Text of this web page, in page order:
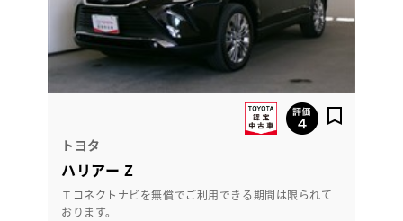
トヨタ
ハリアー Z
Ｔコネクトナビを無償でご利用できる期間は限られて
おります。